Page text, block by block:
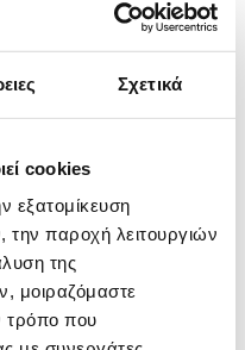
Σχετικά
cookies
εξατομίκευση
την παροχή λειτουργιών
της
μοιραζόμαστε
τρόπο που
Ελευσίνας
Ελευσίνας